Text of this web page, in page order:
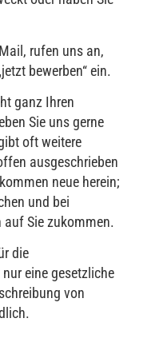
rufen uns an,
bewerben“ ein.
ganz Ihren
Sie uns gerne
oft weitere
ausgeschrieben
neue herein;
und bei
auf Sie zukommen.
die
eine gesetzliche
von